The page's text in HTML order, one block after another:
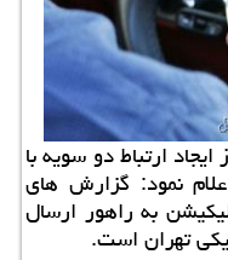
ارتباط دو سویه با
نمود: گزارش های
به راهور ارسال
تهران است.